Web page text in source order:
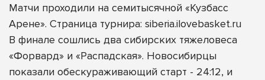
Матчи проходили на семитысячной «Кузбасс
Арене». Страница турнира: siberia.ilovebasket.ru
В финале сошлись два сибирских тяжеловеса
«Форвард» и «Распадская». Новосибирцы
показали обескураживающий старт - 24:12, и